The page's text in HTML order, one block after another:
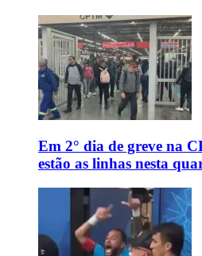
Em 2° dia de greve na
estão as linhas nesta